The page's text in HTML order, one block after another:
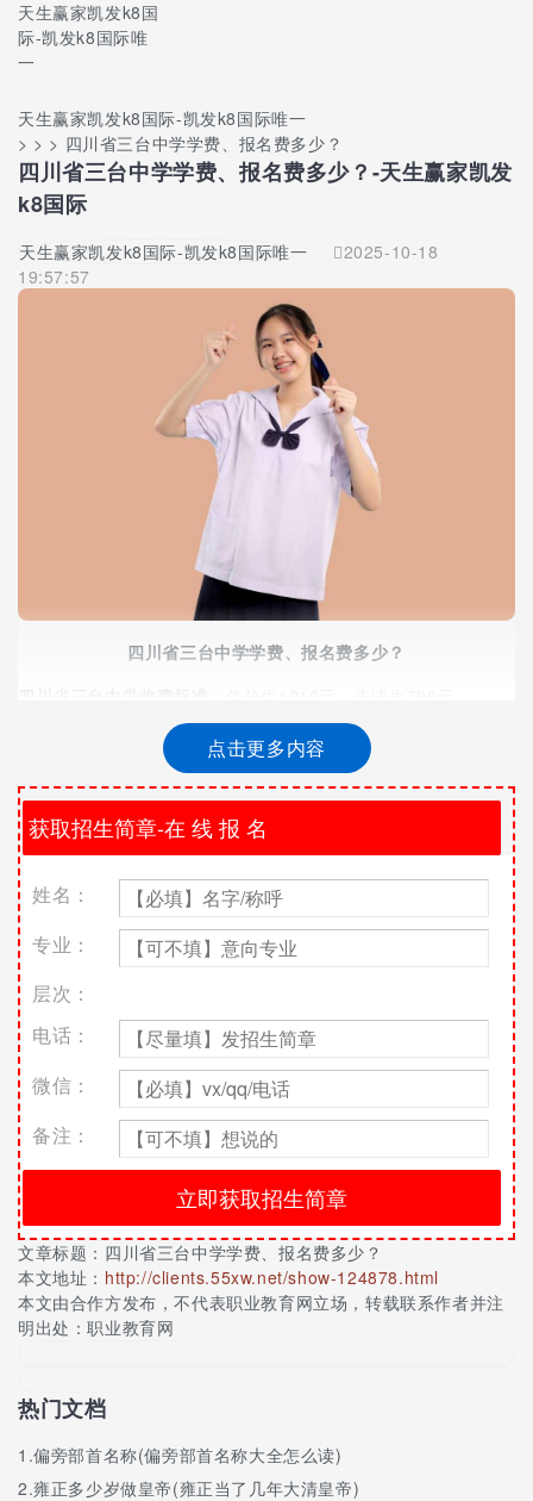
天生赢家凯发k8国
际-凯发k8国际唯
一
天生赢家凯发k8国际-凯发k8国际唯一
> > > 四川省三台中学学费、报名费多少？
四川省三台中学学费、报名费多少？-天生赢家凯发
k8国际
天生赢家凯发k8国际-凯发k8国际唯一
2025-10-18
19:57:57
四川省三台中学学费、报名费多少？
助学政策
四川省三台中学是一所助学体系最完善的学校。“不让每一位来到
台中的优秀学生因贫困而失学”，这是学校对贫困优秀学生的庄严
承诺。我校对学生的奖励资助，主要分为三个部分：
（1）各类国家助学金、免学费政策，每年有近30%的学生，享受
到1500至3500元不等的资助。除此之外，还有各类校友奖学
金、助学金，川阳儿童救助基金等；
（2）“期末统考优胜奖”“清北奖”、“高考精英奖”等奖项，每年学
校用于以上奖励均在30万以上；
（3）学校还积极联系金秋助学计划、茅台助学金等企业、社会组
织及爱心人士设置的各类助学项目，对台中学子进行帮扶。
点击更多内容
姓名：
专业：
层次：
电话：
微信：
备注：
文章标题： 四川省三台中学学费、报名费多少？
本文地址： http://clients.55xw.net/show-124878.html
本文由合作方发布，不代表职业教育网立场，转载联系作者并注
明出处：职业教育网
热门文档
1.偏旁部首名称(偏旁部首名称大全怎么读)
2.雍正多少岁做皇帝(雍正当了几年大清皇帝)